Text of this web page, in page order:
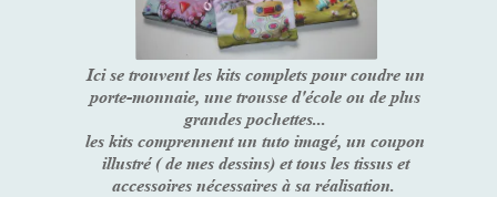
Ici se trouvent les kits complets pour coudre un
porte-monnaie, une trousse d'école ou de plus
grandes pochettes...
les kits comprennent un tuto imagé, un coupon
illustré ( de mes dessins) et tous les tissus et
accessoires nécessaires à sa réalisation.